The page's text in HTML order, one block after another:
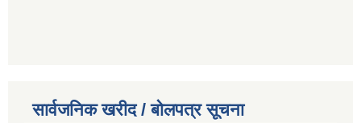
सार्वजनिक खरीद / बोलपत्र सूचना